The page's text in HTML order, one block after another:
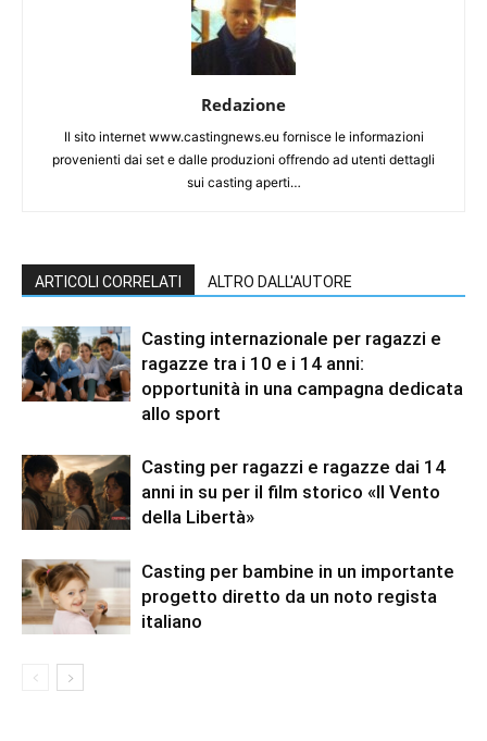
Redazione
Il sito internet www.castingnews.eu fornisce le informazioni
provenienti dai set e dalle produzioni offrendo ad utenti dettagli
sui casting aperti…
ARTICOLI CORRELATI ALTRO DALL'AUTORE
Casting internazionale per ragazzi e
ragazze tra i 10 e i 14 anni:
opportunità in una campagna dedicata
allo sport
Casting per ragazzi e ragazze dai 14
anni in su per il film storico «Il Vento
della Libertà»
Casting per bambine in un importante
progetto diretto da un noto regista
italiano